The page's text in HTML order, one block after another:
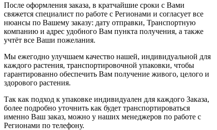
После оформления заказа, в кратчайшие сроки с Вами
свяжется специалист по работе с Регионами и согласует все
нюансы по Вашему заказу: дату отправки, Транспортную
компанию и адрес удобного Вам пункта получения, а также
учтёт все Ваши пожелания.
Мы ежегодно улучшаем качество нашей, индивидуальной для
каждого растения, транспортировочной упаковки, чтобы
гарантированно обеспечить Вам получение живого, целого и
здорового растения.
Так как подход к упаковке индивидуален для каждого Заказа,
более подробно уточнить как будет транспортироваться
именно Ваш заказ, можно у наших менеджеров по работе с
Регионами по телефону.